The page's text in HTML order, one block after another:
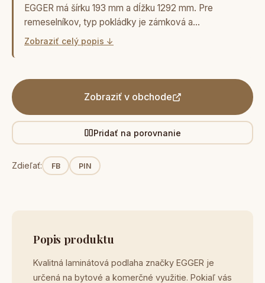
EGGER má šírku 193 mm a dĺžku 1292 mm. Pre
remeselníkov, typ pokládky je zámková a…
Zobraziť celý popis ↓
Zobraziť v obchode
Pridať na porovnanie
Zdieľať: FB PIN
Popis produktu
Kvalitná laminátová podlaha značky EGGER je
určená na bytové a komerčné využitie. Pokiaľ vás